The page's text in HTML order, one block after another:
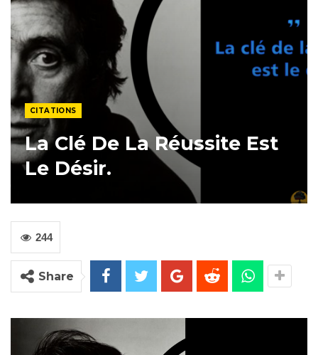
CITATIONS
La Clé De La Réussite Est
Le Désir.
244
Share